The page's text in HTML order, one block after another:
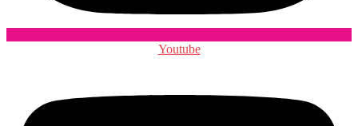
Youtube